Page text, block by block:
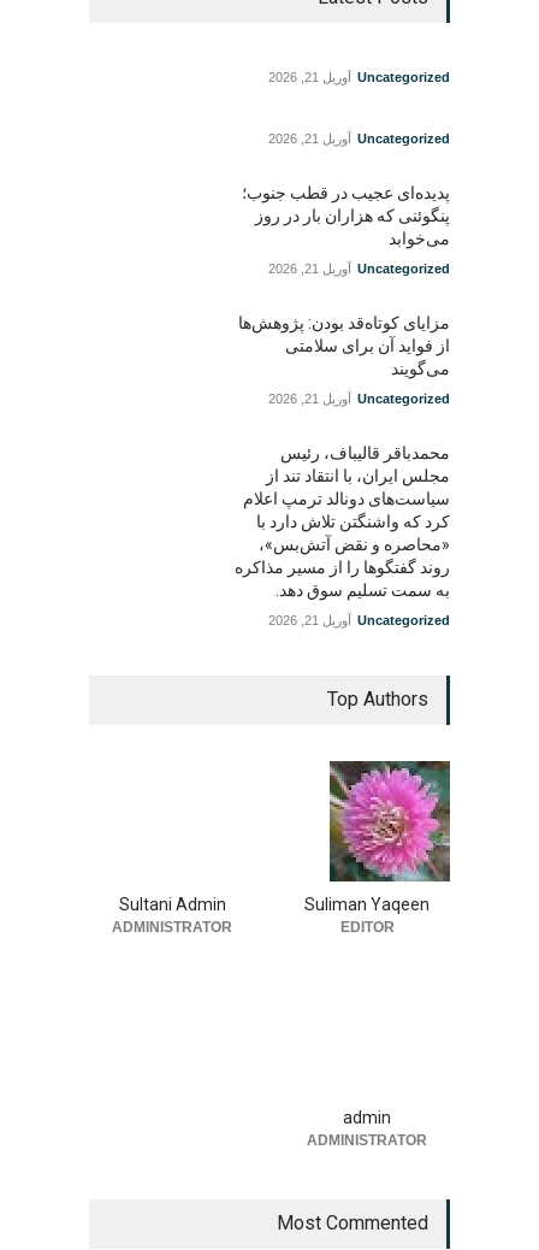
Uncategorized آوریل 21, 2026
Uncategorized آوریل 21, 2026
پدیده‌ای عجیب در قطب جنوب؛
پنگوئنی که هزاران بار در روز
می‌خوابد
Uncategorized آوریل 21, 2026
مزایای کوتاه‌قد بودن: پژوهش‌ها
از فواید آن برای سلامتی
می‌گویند
Uncategorized آوریل 21, 2026
محمدباقر قالیباف، رئیس
مجلس ایران، با انتقاد تند از
سیاست‌های دونالد ترمپ اعلام
کرد که واشنگتن تلاش دارد با
«محاصره و نقض آتش‌بس»،
روند گفتگوها را از مسیر مذاکره
به سمت تسلیم سوق دهد.
Uncategorized آوریل 21, 2026
Top Authors
Suliman Yaqeen
EDITOR
Sultani Admin
ADMINISTRATOR
admin
ADMINISTRATOR
Most Commented